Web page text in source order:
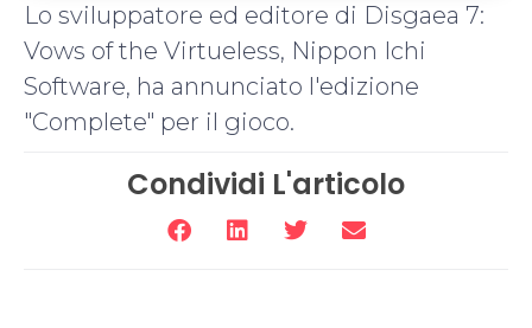
Lo sviluppatore ed editore di Disgaea 7:
Vows of the Virtueless, Nippon Ichi
Software, ha annunciato l'edizione
"Complete" per il gioco.
Condividi L'articolo